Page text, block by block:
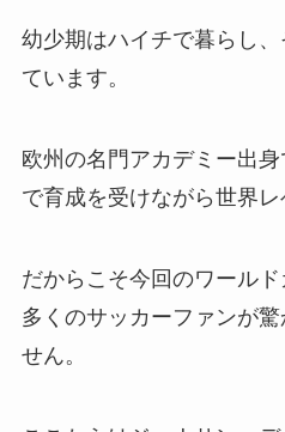
幼少期はハイチで暮らし
ています。
欧州の名門アカデミー出
で育成を受けながら世界レ
だからこそ今回のワールド
多くのサッカーファンが
せん。